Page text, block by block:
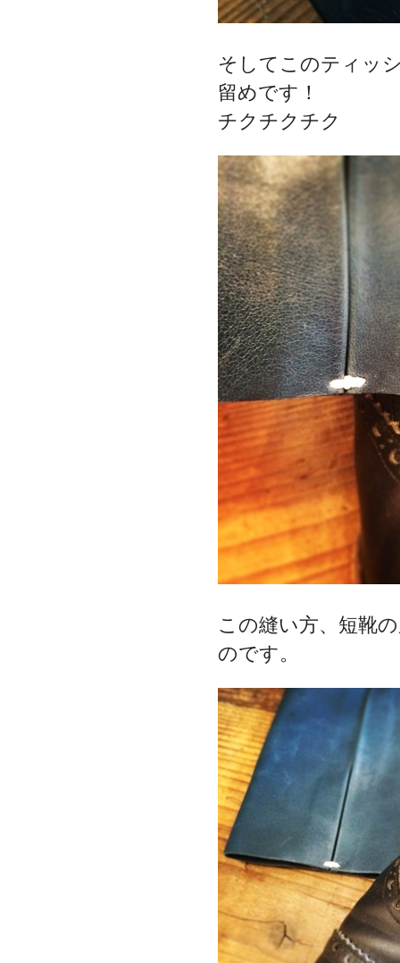
そしてこのティッ
留めです！
チクチクチク
この縫い方、短靴
のです。